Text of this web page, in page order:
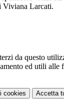
Viviana Larcati.
da questo
ed utili alle
i cookies Accetta